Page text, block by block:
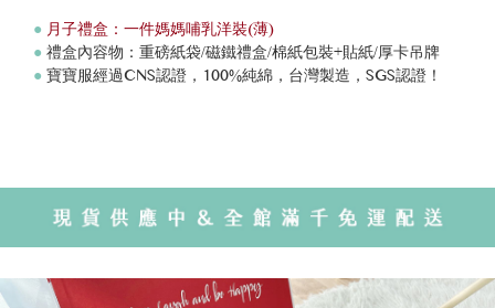
● 月子禮盒：一件媽媽哺乳洋裝(薄)
● 禮盒內容物：重磅紙袋/磁鐵禮盒/棉紙包裝+貼紙/厚卡吊牌
● 寶寶服經過CNS認證，100%純綿，台灣製造，SGS認證！